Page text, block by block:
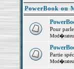
PowerBook ou
Pour
Partie